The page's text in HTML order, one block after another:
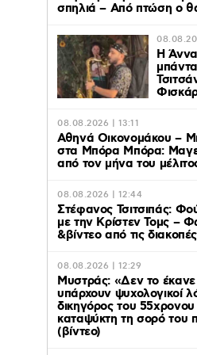
σπηλιά – Από πτώση ο
Η
08.08.2026 | 13:11
Αθηνά Οικονομάκου –
στα Μπόρα Μπόρα:
από τον μήνα του
08.08.2026 | 12:44
Στέφανος Τσιτσιπάς:
με την Κρίστεν Τομς –
&βίντεο από τις
08.08.2026 | 12:29
Μυστράς: «Δεν το
υπάρχουν ψυχολογικοί
δικηγόρος του
καταψύκτη τη σορό του
(βίντεο)